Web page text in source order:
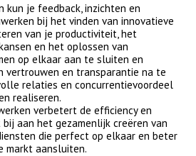
kun je feedback, inzichten en
bij het vinden van innovatieve
van je productiviteit, het
en het oplossen van
op elkaar aan te sluiten en
vertrouwen en transparantie na te
relaties en concurrentievoordeel
realiseren.
verbetert de efficiency en
aan het gezamenlijk creëren van
die perfect op elkaar en beter
markt aansluiten.